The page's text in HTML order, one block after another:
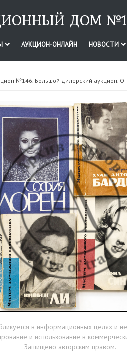
ДОМ №1
АУКЦИОН-ОНЛАЙН НОВОСТИ
№146. Большой дилерский аукцион.
в информационных целях и
и использование в
Защищено авторским правом.